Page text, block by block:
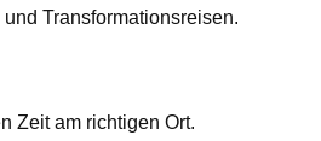
Transformationsreisen.
Zeit am richtigen Ort.